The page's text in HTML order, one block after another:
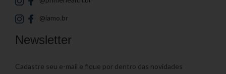
@iamo.br
Newsletter
Cadastre seu e-mail e fique por dentro das novidades